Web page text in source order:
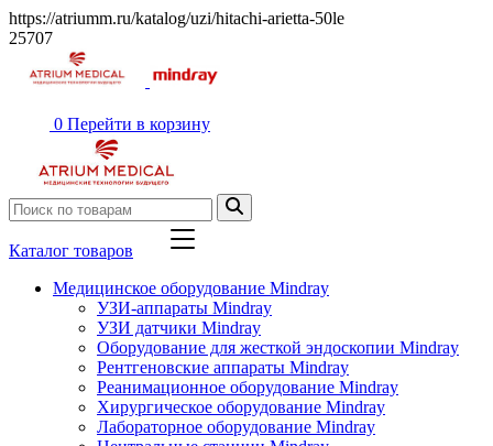
https://atriumm.ru/katalog/uzi/hitachi-arietta-50le
25707
0 Перейти в корзину
Каталог товаров
Медицинское оборудование Mindray
УЗИ-аппараты Mindray
УЗИ датчики Mindray
Оборудование для жесткой эндоскопии Mindray
Рентгеновские аппараты Mindray
Реанимационное оборудование Mindray
Хирургическое оборудование Mindray
Лабораторное оборудование Mindray